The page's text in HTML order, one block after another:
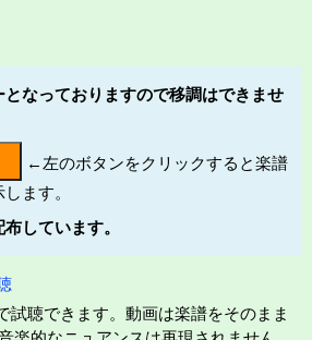
なっておりますので移調はできませ
←左のボタンをクリックすると楽譜
ます。
しています。
試聴できます。動画は楽譜をそのまま